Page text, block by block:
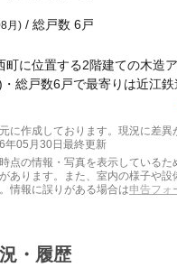
月) / 総戸数 6戸
に位置する2階建ての木造ア
総戸数6戸で最寄りは近江
に作成しております。現況に差異
年05月30日最終更新
点の情報・写真を表示しているた
あります。また、室内の様子や設
情報に誤りがある場合は申告フォ
・履歴